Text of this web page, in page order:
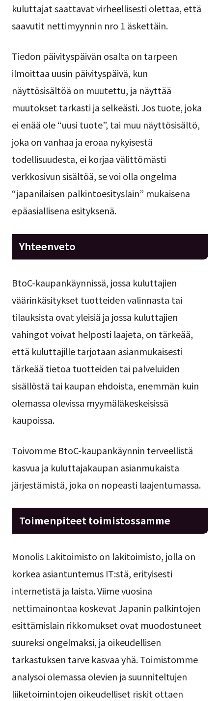
kuluttajat saattavat virheellisesti olettaa, että
saavutit nettimyynnin nro 1 äskettäin.
Tiedon päivityspäivän osalta on tarpeen
ilmoittaa uusin päivityspäivä, kun
näyttösisältöä on muutettu, ja näyttää
muutokset tarkasti ja selkeästi. Jos tuote, joka
ei enää ole “uusi tuote”, tai muu näyttösisältö,
joka on vanhaa ja eroaa nykyisestä
todellisuudesta, ei korjaa välittömästi
verkkosivun sisältöä, se voi olla ongelma
“japanilaisen palkintoesityslain” mukaisena
epäasiallisena esityksenä.
Yhteenveto
BtoC-kaupankäynnissä, jossa kuluttajien
väärinkäsitykset tuotteiden valinnasta tai
tilauksista ovat yleisiä ja jossa kuluttajien
vahingot voivat helposti laajeta, on tärkeää,
että kuluttajille tarjotaan asianmukaisesti
tärkeää tietoa tuotteiden tai palveluiden
sisällöstä tai kaupan ehdoista, enemmän kuin
olemassa olevissa myymäläkeskeisissä
kaupoissa.
Toivomme BtoC-kaupankäynnin terveellistä
kasvua ja kuluttajakaupan asianmukaista
järjestämistä, joka on nopeasti laajentumassa.
Toimenpiteet toimistossamme
Monolis Lakitoimisto on lakitoimisto, jolla on
korkea asiantuntemus IT:stä, erityisesti
internetistä ja laista. Viime vuosina
nettimainontaa koskevat Japanin palkintojen
esittämislain rikkomukset ovat muodostuneet
suureksi ongelmaksi, ja oikeudellisen
tarkastuksen tarve kasvaa yhä. Toimistomme
analysoi olemassa olevien ja suunniteltujen
liiketoimintojen oikeudelliset riskit ottaen